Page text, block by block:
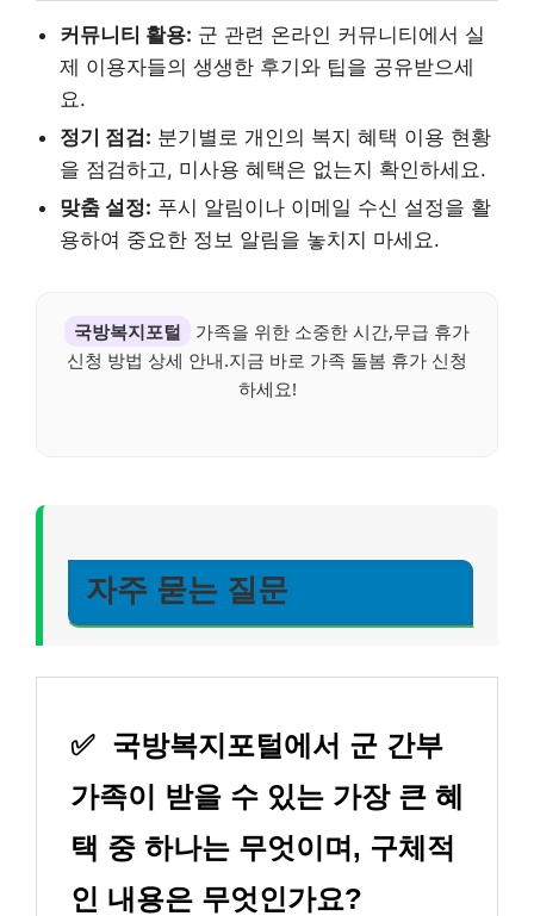
커뮤니티 활용: 군 관련 온라인 커뮤니티에서 실
제 이용자들의 생생한 후기와 팁을 공유받으세
요.
정기 점검: 분기별로 개인의 복지 혜택 이용 현황
을 점검하고, 미사용 혜택은 없는지 확인하세요.
맞춤 설정: 푸시 알림이나 이메일 수신 설정을 활
용하여 중요한 정보 알림을 놓치지 마세요.
국방복지포털
가족을 위한 소중한 시간,무급 휴가
신청 방법 상세 안내.지금 바로 가족 돌봄 휴가 신청
하세요!
자주 묻는 질문
✅ 국방복지포털에서 군 간부
가족이 받을 수 있는 가장 큰 혜
택 중 하나는 무엇이며, 구체적
인 내용은 무엇인가요?